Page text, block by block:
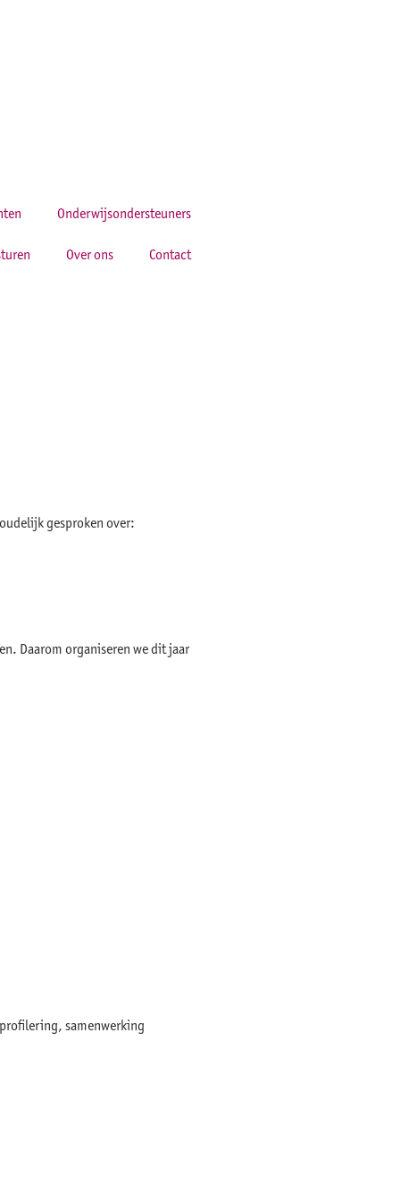
Onderwijsondersteuners
Over ons Contact
gesproken over:
Daarom organiseren we dit jaar
samenwerking